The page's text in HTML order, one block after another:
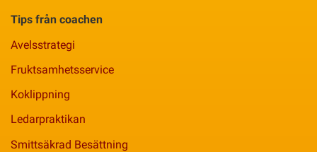
Tips från coachen
Avelsstrategi
Fruktsamhetsservice
Koklippning
Ledarpraktikan
Smittsäkrad Besättning